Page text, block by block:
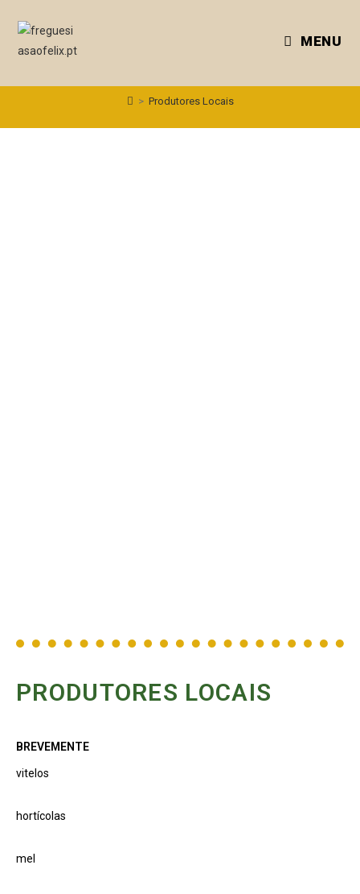
MENU
> Produtores Locais
PRODUTORES LOCAIS
BREVEMENTE
vitelos
hortícolas
mel